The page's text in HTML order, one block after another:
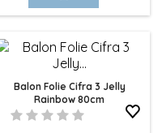
Balon Folie Cifra 3 Jelly
Rainbow 80cm